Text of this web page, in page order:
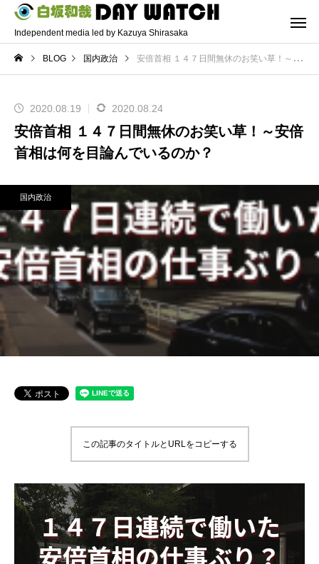
Independent media led by Kazuya Shirasaka
BLOG 国内政治 安倍首相 １４７日間無休のお笑い草！～安倍首相は何を目論んでいるのか？
2020.08.19 2020.08.24
安倍首相 １４７日間無休のお笑い草！～安倍
首相は何を目論んでいるのか？
国内政治
この記事のタイトルとURLをコピーする